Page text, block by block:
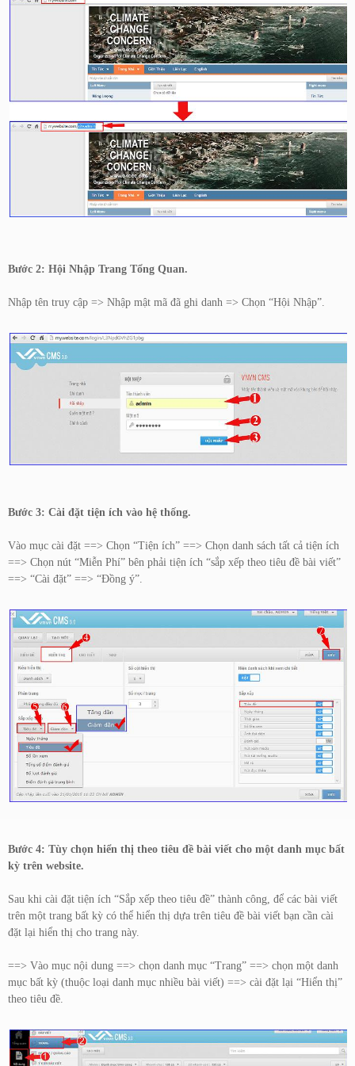
Bước 2: Hội Nhập Trang Tổng Quan.
Nhập tên truy cập => Nhập mật mã đã ghi danh => Chọn “Hội Nhập”.
Bước 3: Cài đặt tiện ích vào hệ thống.
Vào mục cài đặt ==> Chọn “Tiện ích” ==> Chọn danh sách tất cả tiện ích
==> Chọn nút “Miễn Phí” bên phải tiện ích “sắp xếp theo tiêu đề bài viết”
==> “Cài đặt” ==> “Đồng ý”.
Bước 4: Tùy chọn hiển thị theo tiêu đề bài viết cho một danh mục bất
kỳ trên website.
Sau khi cài đặt tiện ích “Sắp xếp theo tiêu đề” thành công, để các bài viết
trên một trang bất kỳ có thể hiển thị dựa trên tiêu đề bài viết bạn cần cài
đặt lại hiển thị cho trang này.
==> Vào mục nội dung ==> chọn danh mục “Trang” ==> chọn một danh
mục bất kỳ (thuộc loại danh mục nhiều bài viết) ==> cài đặt lại “Hiển thị”
theo tiêu đề.